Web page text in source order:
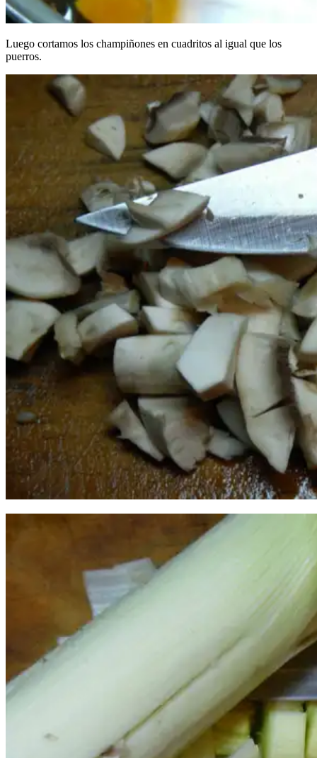
Luego cortamos los champiñones en cuadritos al igual que los
puerros.